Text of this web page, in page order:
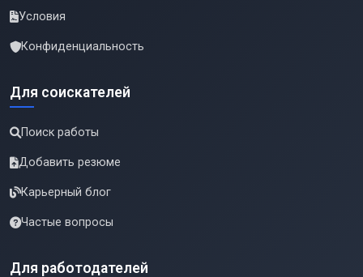
Условия
Конфиденциальность
Для соискателей
Поиск работы
Добавить резюме
Карьерный блог
Частые вопросы
Для работодателей